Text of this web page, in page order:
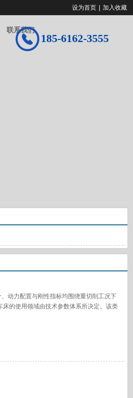
185-6162-3555
联系我们
设为首页 加入收藏
动力配置与刚性指标均围绕重切削工况下
的使用领域由技术参数体系所决定。该类